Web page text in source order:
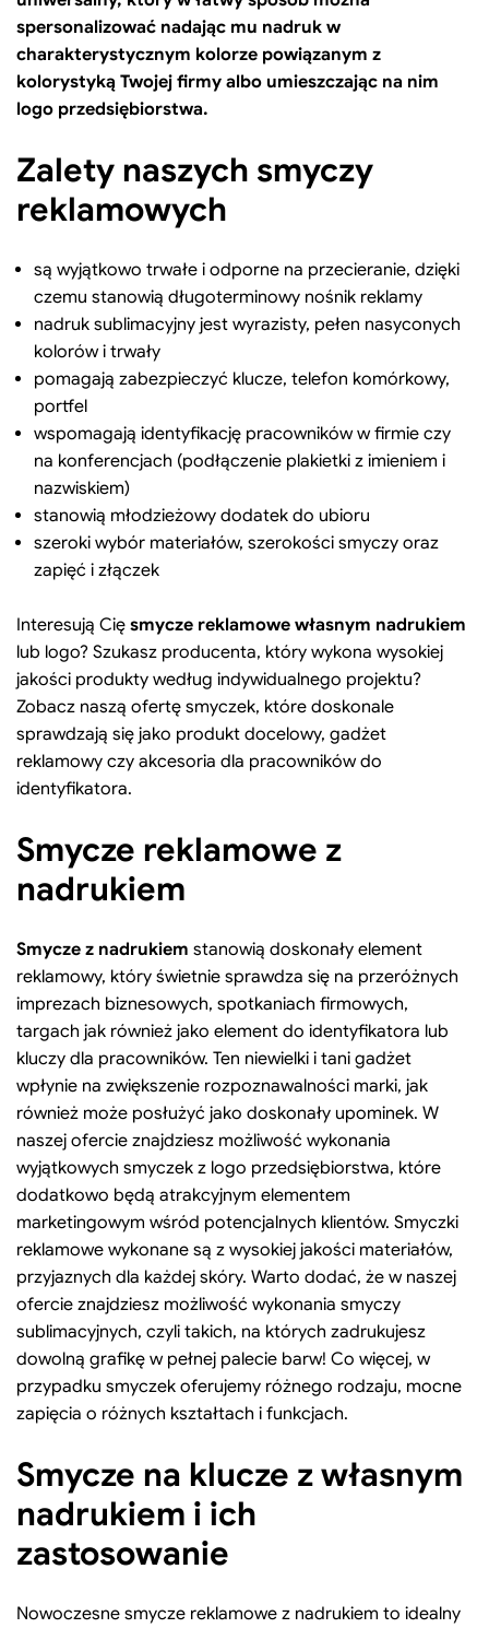
spersonalizować nadając mu nadruk w
charakterystycznym kolorze powiązanym z
kolorystyką Twojej firmy albo umieszczając na nim
logo przedsiębiorstwa.
Zalety naszych smyczy
reklamowych
są wyjątkowo trwałe i odporne na przecieranie, dzięki
czemu stanowią długoterminowy nośnik reklamy
nadruk sublimacyjny jest wyrazisty, pełen nasyconych
kolorów i trwały
pomagają zabezpieczyć klucze, telefon komórkowy,
portfel
wspomagają identyfikację pracowników w firmie czy
na konferencjach (podłączenie plakietki z imieniem i
nazwiskiem)
stanowią młodzieżowy dodatek do ubioru
szeroki wybór materiałów, szerokości smyczy oraz
zapięć i złączek
Interesują Cię smycze reklamowe własnym nadrukiem
lub logo? Szukasz producenta, który wykona wysokiej
jakości produkty według indywidualnego projektu?
Zobacz naszą ofertę smyczek, które doskonale
sprawdzają się jako produkt docelowy, gadżet
reklamowy czy akcesoria dla pracowników do
identyfikatora.
Smycze reklamowe z
nadrukiem
Smycze z nadrukiem stanowią doskonały element
reklamowy, który świetnie sprawdza się na przeróżnych
imprezach biznesowych, spotkaniach firmowych,
targach jak również jako element do identyfikatora lub
kluczy dla pracowników. Ten niewielki i tani gadżet
wpłynie na zwiększenie rozpoznawalności marki, jak
również może posłużyć jako doskonały upominek. W
naszej ofercie znajdziesz możliwość wykonania
wyjątkowych smyczek z logo przedsiębiorstwa, które
dodatkowo będą atrakcyjnym elementem
marketingowym wśród potencjalnych klientów. Smyczki
reklamowe wykonane są z wysokiej jakości materiałów,
przyjaznych dla każdej skóry. Warto dodać, że w naszej
ofercie znajdziesz możliwość wykonania smyczy
sublimacyjnych, czyli takich, na których zadrukujesz
dowolną grafikę w pełnej palecie barw! Co więcej, w
przypadku smyczek oferujemy różnego rodzaju, mocne
zapięcia o różnych kształtach i funkcjach.
Smycze na klucze z własnym
nadrukiem i ich
zastosowanie
Nowoczesne smycze reklamowe z nadrukiem to idealny